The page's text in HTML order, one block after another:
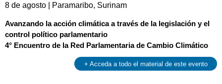
8 de agosto | Paramaribo, Surinam
Avanzando la acción climática a través de la legislación y el
control político parlamentario
4° Encuentro de la Red Parlamentaria de Cambio Climático
+ Acceda a todo el material de este evento